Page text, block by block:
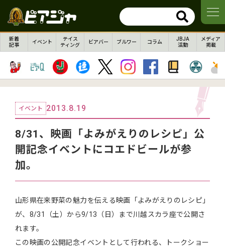
新着
記事
イベント
テイス
ティング
ビアバー ブルワー コラム
JBJA
活動
メディア
掲載
イベント 2013.8.19
8/31、映画「よみがえりのレシピ」公
開記念イベントにコエドビールが参
加。
山形県在来野菜の魅力を伝える映画「よみがえりのレシピ」
が、8/31（土）から9/13（日）まで川越スカラ座で公開さ
れます。
この映画の公開記念イベントとして行われる、トークショー